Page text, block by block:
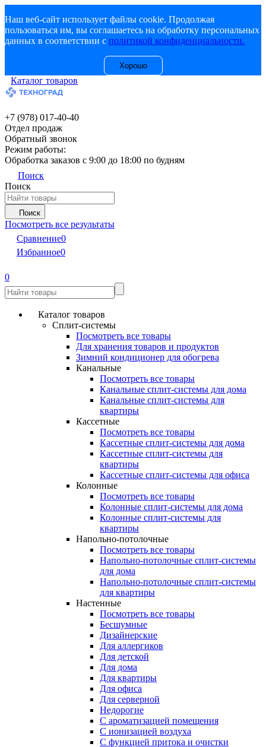
Наш веб-сайт использует файлы cookie. Продолжая
пользоваться им, вы соглашаетесь на обработку персональных
данных в соответствии с политикой конфиденциальности.
Хорошо
Каталог товаров
+7 (978) 017-40-40
Отдел продаж
Обратный звонок
Режим работы:
Обработка заказов с 9:00 до 18:00 по будням
Поиск
Поиск
Поиск
Посмотреть все результаты
Сравнение0
Избранное0
0
Каталог товаров
Сплит-системы
Посмотреть все товары
Для хранения товаров и продуктов
Зимний кондиционер для обогрева
Канальные
Посмотреть все товары
Канальные сплит-системы для дома
Канальные сплит-системы для
квартиры
Кассетные
Посмотреть все товары
Кассетные сплит-системы для дома
Кассетные сплит-системы для
квартиры
Кассетные сплит-системы для офиса
Колонные
Посмотреть все товары
Колонные сплит-системы для дома
Колонные сплит-системы для
квартиры
Напольно-потолочные
Посмотреть все товары
Напольно-потолочные сплит-системы
для дома
Напольно-потолочные сплит-системы
для квартиры
Настенные
Посмотреть все товары
Бесшумные
Дизайнерские
Для аллергиков
Для детской
Для дома
Для квартиры
Для офиса
Для серверной
Недорогие
С ароматизацией помещения
С ионизацией воздуха
С функцией притока и очистки